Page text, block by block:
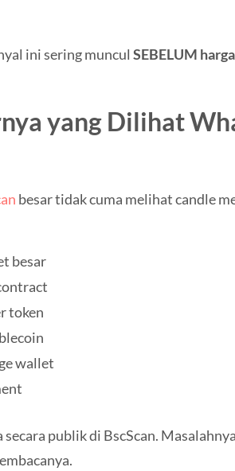
ini sering muncul SEBELUM
yang Dilihat
besar tidak cuma melihat candle
besar
token
wallet
publik di BscScan.